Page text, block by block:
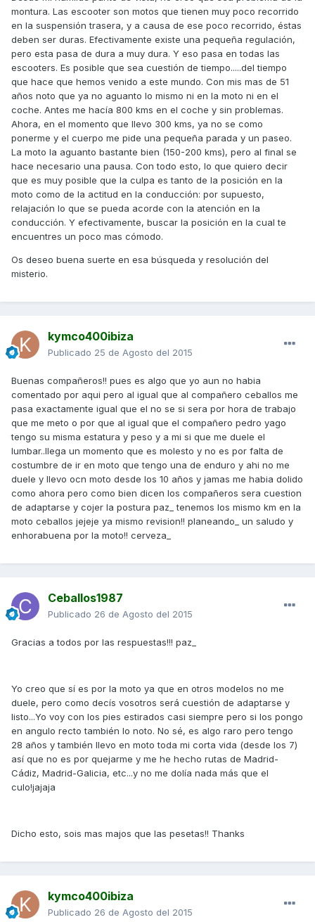
montura. Las escooter son motos que tienen muy poco recorrido
en la suspensión trasera, y a causa de ese poco recorrido, éstas
deben ser duras. Efectivamente existe una pequeña regulación,
pero esta pasa de dura a muy dura. Y eso pasa en todas las
escooters. Es posible que sea cuestión de tiempo.....del tiempo
que hace que hemos venido a este mundo. Con mis mas de 51
años noto que ya no aguanto lo mismo ni en la moto ni en el
coche. Antes me hacía 800 kms en el coche y sin problemas.
Ahora, en el momento que llevo 300 kms, ya no se como
ponerme y el cuerpo me pide una pequeña parada y un paseo.
La moto la aguanto bastante bien (150-200 kms), pero al final se
hace necesario una pausa. Con todo esto, lo que quiero decir
que es muy posible que la culpa es tanto de la posición en la
moto como de la actitud en la conducción: por supuesto,
relajación lo que se pueda acorde con la atención en la
conducción. Y efectivamente, buscar la posición en la cual te
encuentres un poco mas cómodo.
Os deseo buena suerte en esa búsqueda y resolución del
misterio.
kymco400ibiza
Publicado 25 de Agosto del 2015
Buenas compañeros!! pues es algo que yo aun no habia
comentado por aqui pero al igual que al compañero ceballos me
pasa exactamente igual que el no se si sera por hora de trabajo
que me meto o por que al igual que el compañero pedro yago
tengo su misma estatura y peso y a mi si que me duele el
lumbar..llega un momento que es molesto y no es por falta de
costumbre de ir en moto que tengo una de enduro y ahi no me
duele y llevo ocn moto desde los 10 años y jamas me habia dolido
como ahora pero como bien dicen los compañeros sera cuestion
de adaptarse y cojer la postura paz_ tenemos los mismo km en la
moto ceballos jejeje ya mismo revision!! planeando_ un saludo y
enhorabuena por la moto!! cerveza_
Ceballos1987
Publicado 26 de Agosto del 2015
Gracias a todos por las respuestas!!! paz_
Yo creo que sí es por la moto ya que en otros modelos no me
duele, pero como decís vosotros será cuestión de adaptarse y
listo...Yo voy con los pies estirados casi siempre pero si los pongo
en angulo recto también lo noto. No sé, es algo raro pero tengo
28 años y también llevo en moto toda mi corta vida (desde los 7)
así que no es por quejarme y me he hecho rutas de Madrid-
Cádiz, Madrid-Galicia, etc...y no me dolía nada más que el
culo!jajaja
Dicho esto, sois mas majos que las pesetas!! Thanks
kymco400ibiza
Publicado 26 de Agosto del 2015